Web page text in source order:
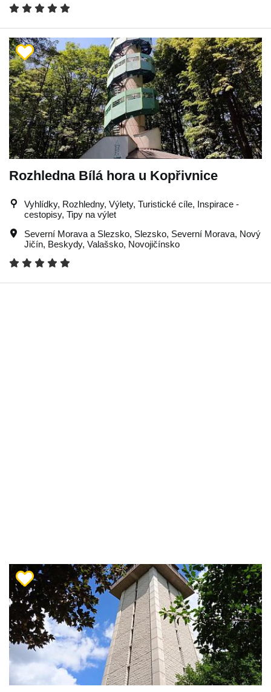
Rozhledna Bílá hora u Kopřivnice
Vyhlídky, Rozhledny, Výlety, Turistické cíle, Inspirace -
cestopisy, Tipy na výlet
Severní Morava a Slezsko, Slezsko, Severní Morava, Nový
Jičín, Beskydy, Valašsko, Novojičínsko